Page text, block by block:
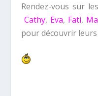
Rendez-vous sur
Cathy, Eva, Fati,
pour découvrir